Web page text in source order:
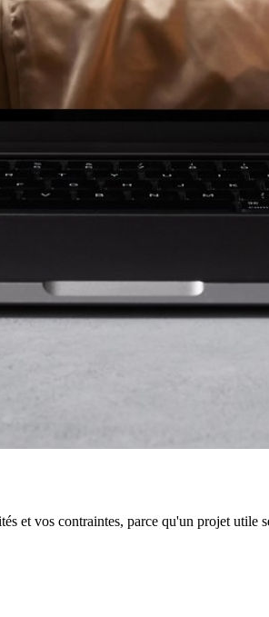
et vos contraintes, parce qu'un projet utile